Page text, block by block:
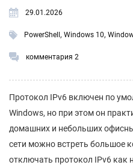
29.01.2026
PowerShell , Windows 10,
комментария 2
Протокол IPv6 включен по
Windows, но при этом он
домашних и небольших
сети можно встреть большое
отключать протокол IPv6 как